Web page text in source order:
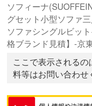
ソフィーナ
グセット小型ソファ
ソファシングルビッ
格ブランド見積】-京
ここで表示される
料等はお問い合わせ